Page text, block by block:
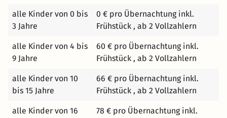
alle Kinder von 0 bis
3 Jahre
0 € pro Übernachtung inkl.
Frühstück , ab 2 Vollzahlern
alle Kinder von 4 bis
9 Jahre
60 € pro Übernachtung inkl.
Frühstück , ab 2 Vollzahlern
alle Kinder von 10
bis 15 Jahre
66 € pro Übernachtung inkl.
Frühstück , ab 2 Vollzahlern
alle Kinder von 16
78 € pro Übernachtung inkl.